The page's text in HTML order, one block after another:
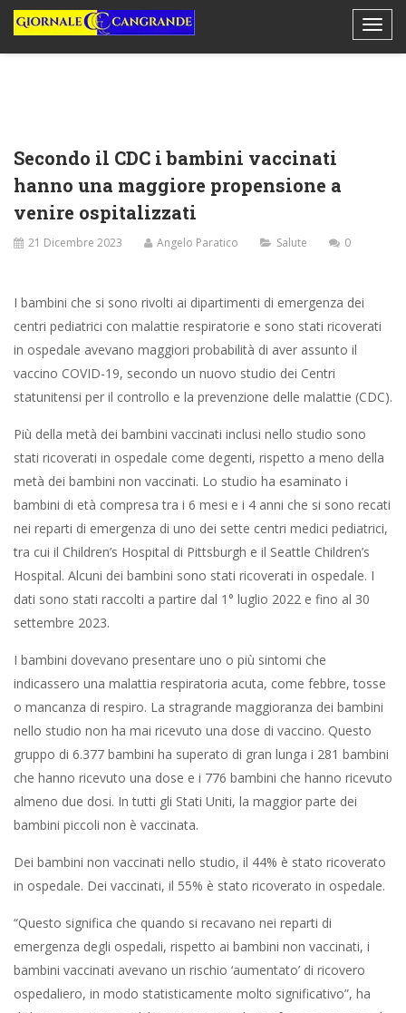
Secondo il CDC i bambini vaccinati
hanno una maggiore propensione a
venire ospitalizzati
21 Dicembre 2023 Angelo Paratico Salute 0
I bambini che si sono rivolti ai dipartimenti di emergenza dei
centri pediatrici con malattie respiratorie e sono stati ricoverati
in ospedale avevano maggiori probabilità di aver assunto il
vaccino COVID-19, secondo un nuovo studio dei Centri
statunitensi per il controllo e la prevenzione delle malattie (CDC).
Più della metà dei bambini vaccinati inclusi nello studio sono
stati ricoverati in ospedale come degenti, rispetto a meno della
metà dei bambini non vaccinati. Lo studio ha esaminato i
bambini di età compresa tra i 6 mesi e i 4 anni che si sono recati
nei reparti di emergenza di uno dei sette centri medici pediatrici,
tra cui il Children’s Hospital di Pittsburgh e il Seattle Children’s
Hospital. Alcuni dei bambini sono stati ricoverati in ospedale. I
dati sono stati raccolti a partire dal 1° luglio 2022 e fino al 30
settembre 2023.
I bambini dovevano presentare uno o più sintomi che
indicassero una malattia respiratoria acuta, come febbre, tosse
o mancanza di respiro. La stragrande maggioranza dei bambini
nello studio non ha mai ricevuto una dose di vaccino. Questo
gruppo di 6.377 bambini ha superato di gran lunga i 281 bambini
che hanno ricevuto una dose e i 776 bambini che hanno ricevuto
almeno due dosi. In tutti gli Stati Uniti, la maggior parte dei
bambini piccoli non è vaccinata.
Dei bambini non vaccinati nello studio, il 44% è stato ricoverato
in ospedale. Dei vaccinati, il 55% è stato ricoverato in ospedale.
“Questo significa che quando si recavano nei reparti di
emergenza degli ospedali, rispetto ai bambini non vaccinati, i
bambini vaccinati avevano un rischio ‘aumentato’ di ricovero
ospedaliero, in modo statisticamente molto significativo”, ha